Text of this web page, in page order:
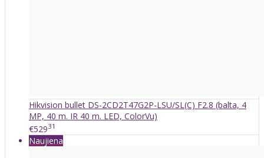
Hikvision bullet DS-2CD2T47G2P-LSU/SL(C) F2.8 (balta, 4
MP, 40 m. IR 40 m. LED, ColorVu)
€52931
Naujiena